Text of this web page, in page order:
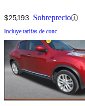
$25,193 Sobreprecio
Incluye tarifas de conc.